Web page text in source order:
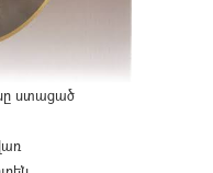
ստացած